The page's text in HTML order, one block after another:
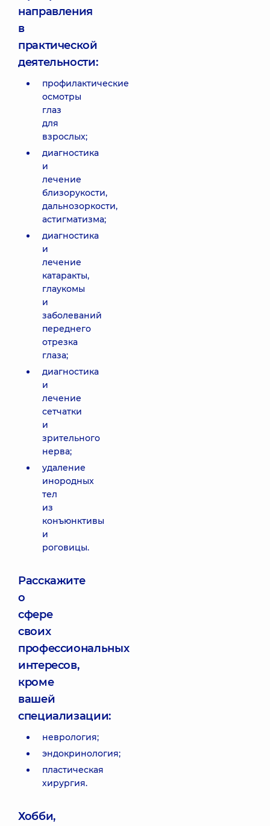
направления
в
практической
деятельности:
профилактические
осмотры
глаз
для
взрослых;
диагностика
и
лечение
близорукости,
дальнозоркости,
астигматизма;
диагностика
и
лечение
катаракты,
глаукомы
и
заболеваний
переднего
отрезка
глаза;
диагностика
и
лечение
сетчатки
и
зрительного
нерва;
удаление
инородных
тел
из
конъюнктивы
и
роговицы.
Расскажите
о
сфере
своих
профессиональных
интересов,
кроме
вашей
специализации:
неврология;
эндокринология;
пластическая
хирургия.
Хобби,